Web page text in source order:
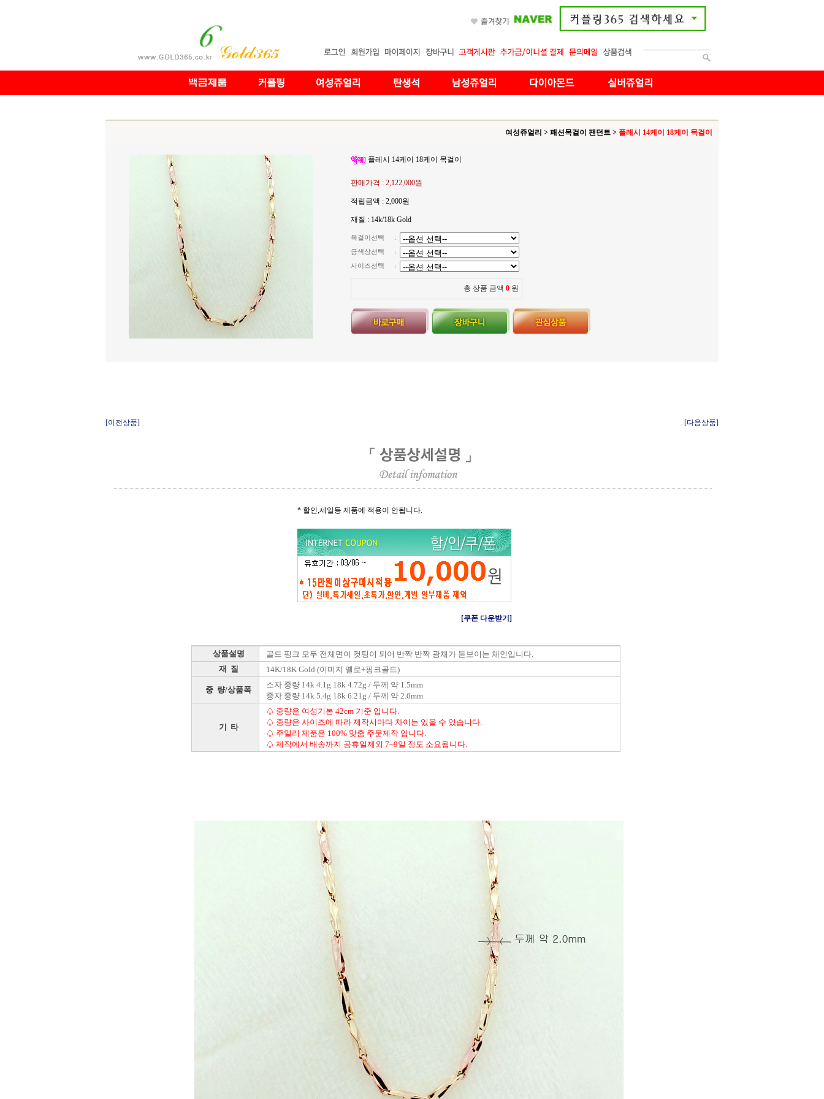
여성쥬얼리 > 패션목걸이 팬던트 > 플레시 14케이 18케이 목걸이
플레시 14케이 18케이 목걸이
판매가격 : 2,122,000원
적립금액 : 2,000원
재질 : 14k/18k Gold
목걸이선택
:
금색상선택
:
사이즈선택
:
총 상품 금액 0 원
[이전상품] [다음상품]
* 할인,세일등 제품에 적용이 안됩니다.
[쿠폰 다운받기]
상품설명 골드 핑크 모두 전체면이 컷팅이 되어 반짝 반짝 광채가 돋보이는 체인입니다.
재 질 14K/18K Gold (이미지 옐로+핑크골드)
중 량/상품폭
소자 중량 14k 4.1g 18k 4.72g / 두께 약 1.5mm
중자 중량 14k 5.4g 18k 6.21g / 두께 약 2.0mm
기 타
♤ 중량은 여성기본 42cm 기준 입니다.
♤ 중량은 사이즈에 따라 제작시마다 차이는 있을 수 있습니다.
♤ 주얼리 제품은 100% 맞춤 주문제작 입니다.
♤ 제작에서 배송까지 공휴일제외 7~9일 정도 소요됩니다.